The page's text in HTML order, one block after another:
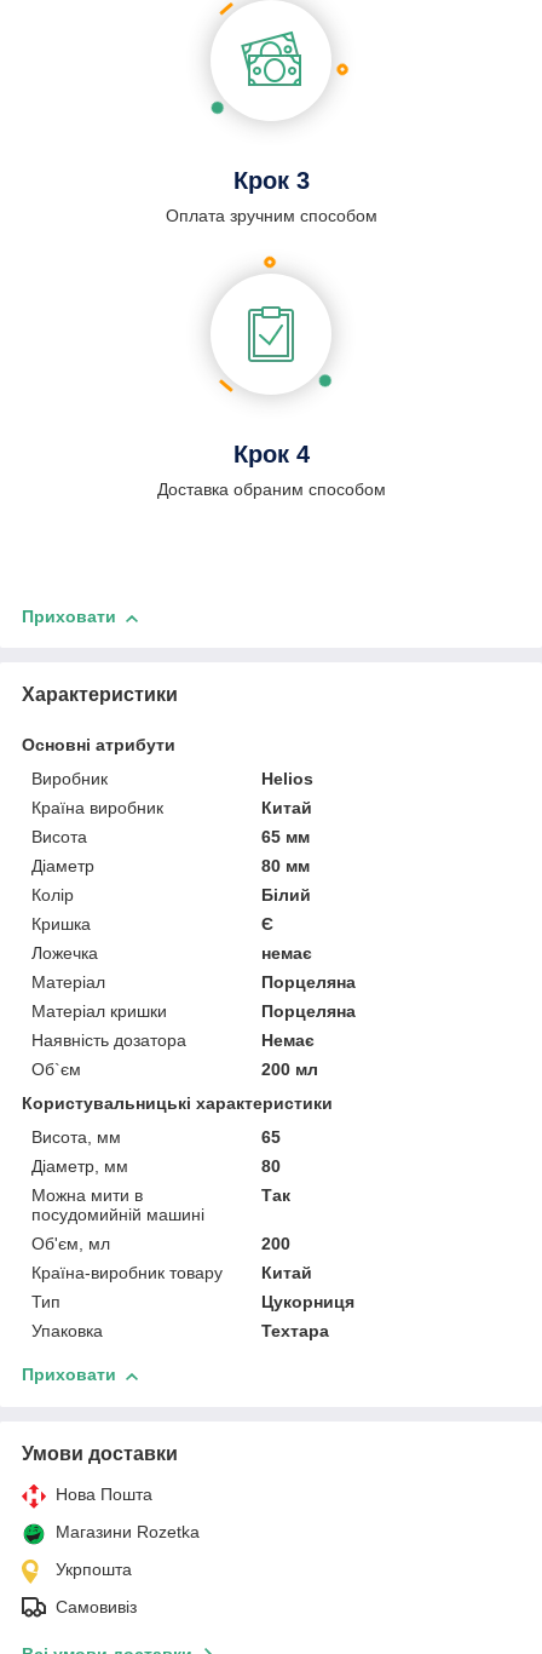
Крок 3
Оплата зручним способом
Крок 4
Доставка обраним способом
Приховати
Характеристики
Основні атрибути
Виробник
Helios
Країна виробник
Китай
Висота
65 мм
Діаметр
80 мм
Колір
Білий
Кришка
Є
Ложечка
немає
Матеріал
Порцеляна
Матеріал кришки
Порцеляна
Наявність дозатора
Немає
Об`єм
200 мл
Користувальницькі характеристики
Висота, мм
65
Діаметр, мм
80
Можна мити в
посудомийній машині
Так
Об'єм, мл
200
Країна-виробник товару
Китай
Тип
Цукорниця
Упаковка
Техтара
Приховати
Умови доставки
Нова Пошта
Магазини Rozetka
Укрпошта
Самовивіз